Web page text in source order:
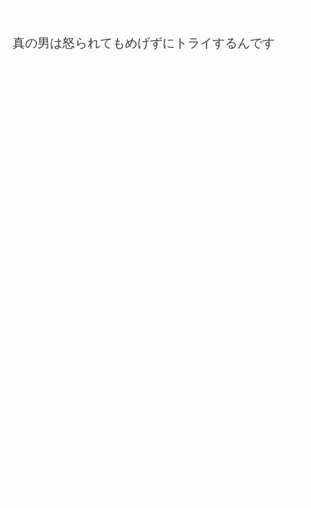
真の男は怒られてもめげずにトライするんです